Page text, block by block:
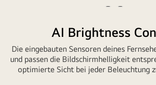
Kunstwerke
AI Brightness
Die eingebauten Sensoren deines
und passen die Bildschirmhelligkeit
optimierte Sicht bei jeder Beleuchtung
abspielen
anhalten